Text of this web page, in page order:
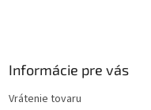
Informácie pre vás
Vrátenie tovaru